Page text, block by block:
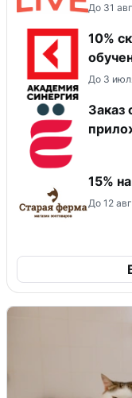
До 31
10%
До 3
Заказ
15%
До 12